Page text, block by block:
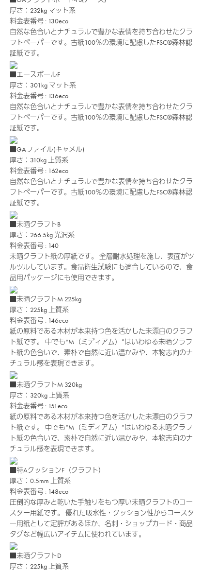
厚さ：232kg マット系
料金表番号 : 130eco
自然な色合いとナチュラルで豊かな表情を持ち合わせたクラ
フトペーパーです。古紙100％の環境に配慮したFSC®森林認
証紙です。
■エースボールF
厚さ：301kg マット系
料金表番号 : 136eco
自然な色合いとナチュラルで豊かな表情を持ち合わせたクラ
フトペーパーです。古紙100％の環境に配慮したFSC®森林認
証紙です。
■GAファイル(キャメル)
厚さ：310kg 上質系
料金表番号 : 162eco
自然な色合いとナチュラルで豊かな表情を持ち合わせたクラ
フトペーパーです。古紙100％の環境に配慮したFSC®森林認
証紙です。
■未晒クラフトB
厚さ：266.5kg光沢系
料金表番号 : 140
未晒クラフト紙の厚紙です。 全層耐水処理を施し、表面がツ
ルツルしています。食品衛生試験にも適合しているので、食
品用パッケージにも使用できます。
■未晒クラフトM 225kg
厚さ：225kg 上質系
料金表番号 : 146eco
紙の原料である木材が本来持つ色を活かした未漂白のクラフ
ト紙です。 中でも“M（ミディアム）”はいわゆる未晒クラフ
ト紙の色合いで、素朴で自然に近い温かみや、本物志向のナ
チュラル感を表現できます。
■未晒クラフトM 320kg
厚さ：320kg 上質系
料金表番号 : 151eco
紙の原料である木材が本来持つ色を活かした未漂白のクラフ
ト紙です。 中でも“M（ミディアム）”はいわゆる未晒クラフ
ト紙の色合いで、素朴で自然に近い温かみや、本物志向のナ
チュラル感を表現できます。
■特AクッションF（クラフト）
厚さ：0.5mm
上質系
料金表番号 : 148eco
圧倒的な厚みと乾いた手触りをもつ厚い未晒クラフトのコー
スター用紙です。 優れた吸水性・クッション性からコースタ
ー用紙として定評があるほか、名刺・ショップカード・商品
タグなど幅広いアイテムに使われています。
■未晒クラフトD
厚さ：225kg 上質系